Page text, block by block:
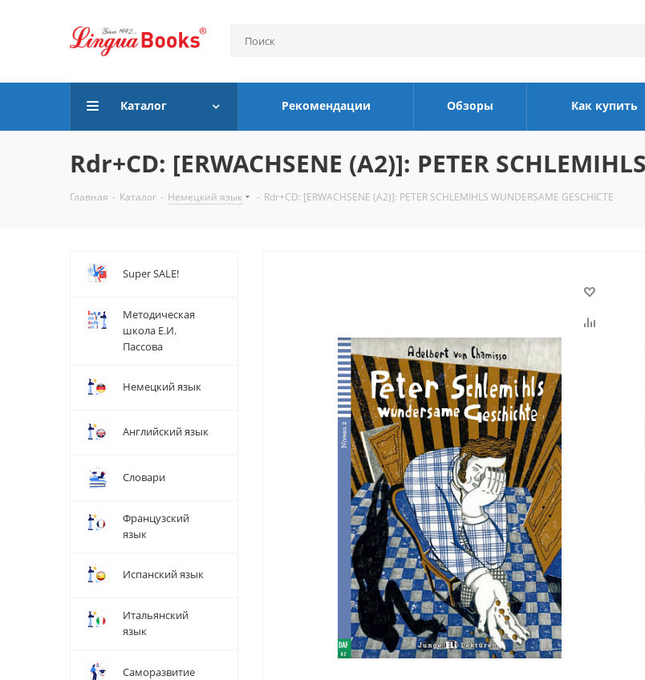
Каталог Рекомендации Обзоры Как купить
Rdr+CD: [ERWACHSENE (A2)]: PETER
Главная - Каталог - Немецкий язык - Rdr+CD: [ERWACHSENE (A2)]: PETER SCHLEMIHLS WUNDERSAME GESCHICTE
Super SALE!
Методическая
школа Е.И.
Пассова
Немецкий язык
Английский язык
Словари
Французский
язык
Испанский язык
Итальянский
язык
Саморазвитие